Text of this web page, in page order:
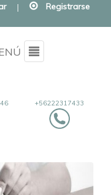
| Registrarse
Menu
+56222317433